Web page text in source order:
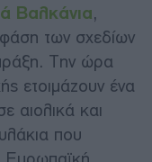
Βαλκάνια,
των σχεδίων
Την ώρα
ετοιμάζουν ένα
αιολικά και
που